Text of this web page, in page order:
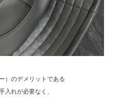
）のデメリットである
入れが必要なく、